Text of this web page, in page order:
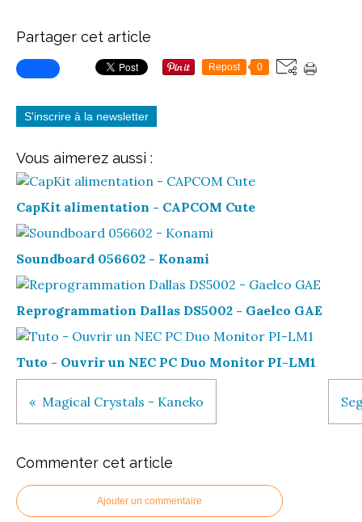
Partager cet article
Repost 0
S'inscrire à la newsletter
Vous aimerez aussi :
CapKit alimentation - CAPCOM Cute
Soundboard 056602 - Konami
Reprogrammation Dallas DS5002 - Gaelco GAE
Tuto - Ouvrir un NEC PC Duo Monitor PI-LM1
Magical Crystals - Kaneko
Commenter cet article
Ajouter un commentaire